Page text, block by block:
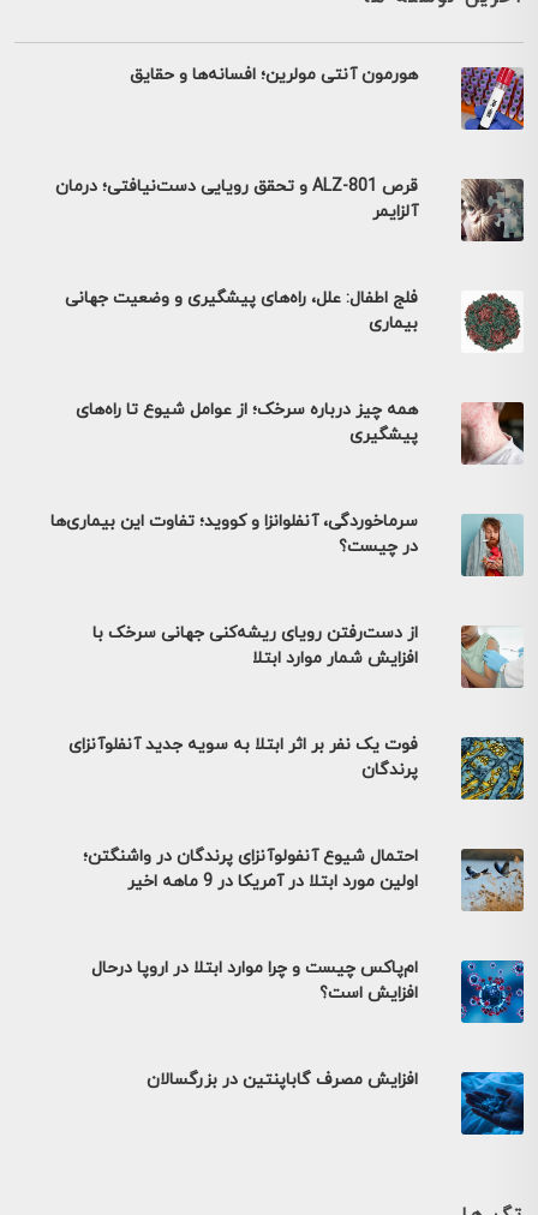
هورمون آنتی مولرین؛ افسانه‌ها و حقایق
قرص ALZ-801 و تحقق رویایی دست‌نیافتی؛ درمان
آلزایمر
فلج اطفال: علل، راه‌های پیشگیری و وضعیت جهانی
بیماری
همه چیز درباره سرخک؛ از عوامل شیوع تا راه‌های
پیشگیری
سرماخوردگی، آنفلوانزا و کووید؛ تفاوت این بیماری‌ها
در چیست؟
از دست‌رفتن رویای ریشه‌کنی جهانی سرخک با
افزایش شمار موارد ابتلا
فوت یک نفر بر اثر ابتلا به سویه جدید آنفلوآنزای
پرندگان
احتمال شیوع آنفولوآنزای پرندگان در واشنگتن؛
اولین مورد ابتلا در آمریکا در 9 ماهه اخیر
ام‌پاکس چیست و چرا موارد ابتلا در اروپا درحال
افزایش است؟
افزایش مصرف گاباپنتین در بزرگسالان